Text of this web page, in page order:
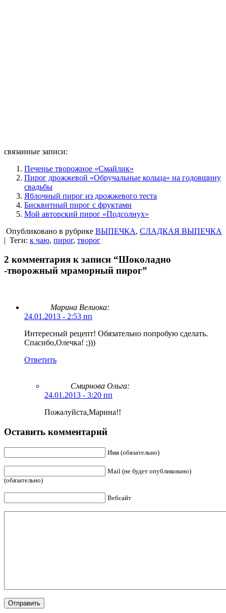
связанные записи:
Печенье творожное «Смайлик»
Пирог дрожжевой «Обручальные кольца» на годовщину
свадьбы
Яблочный пирог из дрожжевого теста
Бисквитный пирог с фруктами
Мой авторский пирог «Подсолнух»
Опубликовано в рубрике ВЫПЕЧКА, СЛАДКАЯ ВЫПЕЧКА
| Теги: к чаю, пирог, творог
2 комментария к записи “Шоколадно
-творожный мраморный пирог”
Марина Велиока:
24.01.2013 - 2:53 пп
Интересный рецепт! Обязательно попробую сделать.
Спасибо,Олечка! ;)))
Ответить
Смирнова Ольга:
24.01.2013 - 3:20 пп
Пожалуйста,Марина!!
Оставить комментарий
Имя (обязательно)
Mail (не будет опубликовано)
(обязательно)
Вебсайт